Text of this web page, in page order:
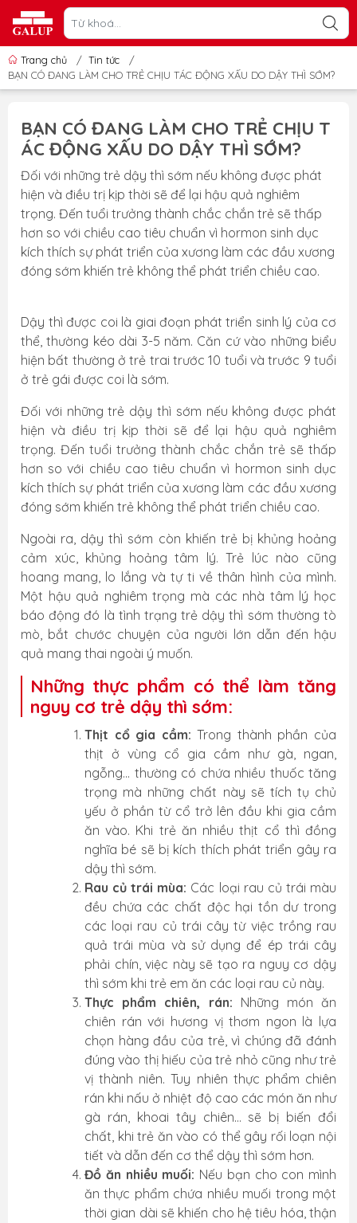
Trang chủ / Tin tức
/
BẠN CÓ ĐANG LÀM CHO TRẺ CHỊU TÁC ĐỘNG XẤU DO DẬY THÌ SỚM?
BẠN CÓ ĐANG LÀM CHO TRẺ CHỊU T
ÁC ĐỘNG XẤU DO DẬY THÌ SỚM?
Đối với những trẻ dậy thì sớm nếu không được phát
hiện và điều trị kịp thời sẽ để lại hậu quả nghiêm
trọng. Đến tuổi trưởng thành chắc chắn trẻ sẽ thấp
hơn so với chiều cao tiêu chuẩn vì hormon sinh dục
kích thích sự phát triển của xương làm các đầu xương
đóng sớm khiến trẻ không thể phát triển chiều cao.
Dậy thì được coi là giai đoạn phát triển sinh lý của cơ
thể, thường kéo dài 3-5 năm. Căn cứ vào những biểu
hiện bất thường ở trẻ trai trước 10 tuổi và trước 9 tuổi
ở trẻ gái được coi là sớm.
Đối với những trẻ dậy thì sớm nếu không được phát
hiện và điều trị kịp thời sẽ để lại hậu quả nghiêm
trọng. Đến tuổi trưởng thành chắc chắn trẻ sẽ thấp
hơn so với chiều cao tiêu chuẩn vì hormon sinh dục
kích thích sự phát triển của xương làm các đầu xương
đóng sớm khiến trẻ không thể phát triển chiều cao.
Ngoài ra, dậy thì sớm còn khiến trẻ bị khủng hoảng
cảm xúc, khủng hoảng tâm lý. Trẻ lúc nào cũng
hoang mang, lo lắng và tự ti về thân hình của mình.
Một hậu quả nghiêm trọng mà các nhà tâm lý học
báo động đó là tình trạng trẻ dậy thì sớm thường tò
mò, bắt chước chuyện của người lớn dẫn đến hậu
quả mang thai ngoài ý muốn.
Những thực phẩm có thể làm tăng
nguy cơ trẻ dậy thì sớm:
Thịt cổ gia cầm: Trong thành phần của
thịt ở vùng cổ gia cầm như gà, ngan,
ngỗng... thường có chứa nhiều thuốc tăng
trọng mà những chất này sẽ tích tụ chủ
yếu ở phần từ cổ trở lên đầu khi gia cầm
ăn vào. Khi trẻ ăn nhiều thịt cổ thì đồng
nghĩa bé sẽ bị kích thích phát triển gây ra
dậy thì sớm.
Rau củ trái mùa: Các loại rau củ trái màu
đều chứa các chất độc hại tồn dư trong
các loại rau củ trái cây từ việc trồng rau
quả trái mùa và sử dụng để ép trái cây
phải chín, việc này sẽ tạo ra nguy cơ dậy
thì sớm khi trẻ em ăn các loại rau củ này.
Thực phẩm chiên, rán: Những món ăn
chiên rán với hương vị thơm ngon là lựa
chọn hàng đầu của trẻ, vì chúng đã đánh
đúng vào thị hiếu của trẻ nhỏ cũng như trẻ
vị thành niên. Tuy nhiên thực phẩm chiên
rán khi nấu ở nhiệt độ cao các món ăn như
gà rán, khoai tây chiên... sẽ bị biến đổi
chất, khi trẻ ăn vào có thể gây rối loạn nội
tiết và dẫn đến cơ thể dậy thì sớm hơn.
Đồ ăn nhiều muối: Nếu bạn cho con mình
ăn thực phẩm chứa nhiều muối trong một
thời gian dài sẽ khiến cho hệ tiêu hóa, thận